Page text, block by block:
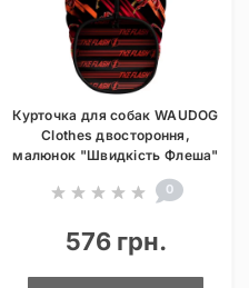
Курточка для собак WAUDOG
Clothes двостороння,
малюнок "Швидкість Флеша"
0
576 грн.